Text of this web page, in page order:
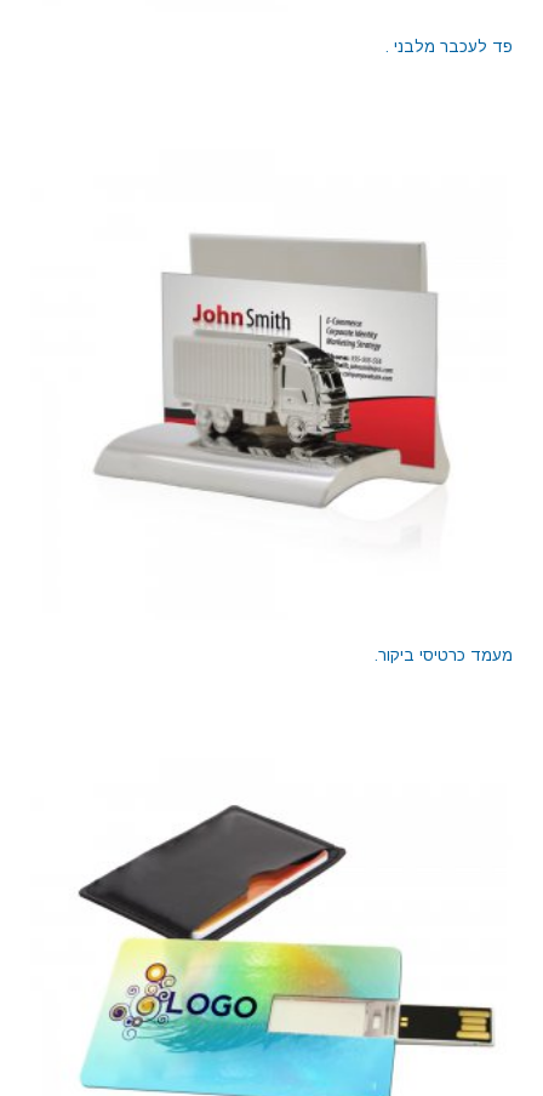
פד לעכבר מלבני .
מעמד כרטיסי ביקור.